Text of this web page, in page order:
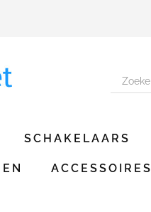
SCHAKELAARS
ACCESSOIRES